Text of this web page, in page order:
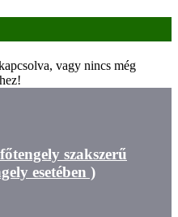
vagy nincs még
szakszerű
esetében )